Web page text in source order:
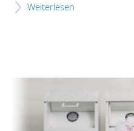
Weiterlesen